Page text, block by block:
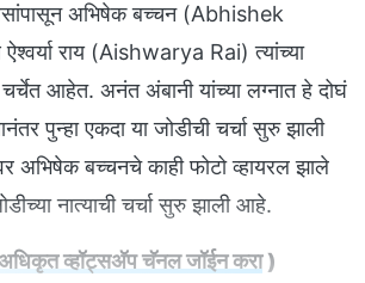
अभिषेक बच्चन (Abhishek
राय (Aishwarya Rai) त्यांच्या
चर्चेत आहेत. अनंत अंबानी यांच्या लग्नात हे दोघं
पुन्हा एकदा या जोडीची चर्चा सुरु झाली
अभिषेक बच्चनचे काही फोटो व्हायरल झाले
नात्याची चर्चा सुरु झाली आहे.
व्हॉट्सअ‍ॅप चॅनल जॉईन करा)